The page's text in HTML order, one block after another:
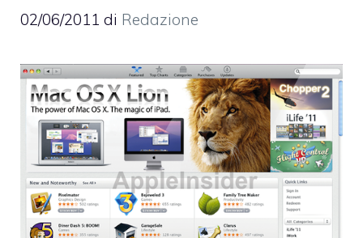
02/06/2011 di Redazione